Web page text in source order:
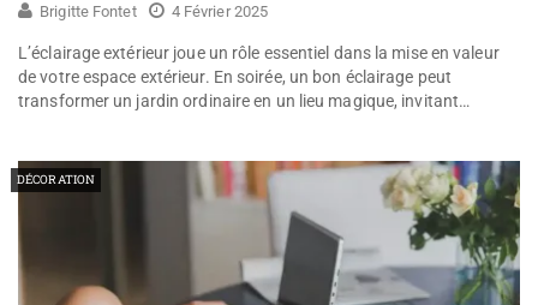
Brigitte Fontet 4 Février 2025
L’éclairage extérieur joue un rôle essentiel dans la mise en valeur
de votre espace extérieur. En soirée, un bon éclairage peut
transformer un jardin ordinaire en un lieu magique, invitant…
DÉCORATION